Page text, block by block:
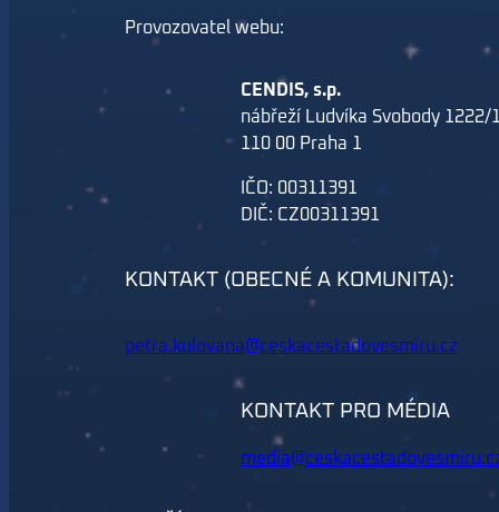
Provozovatel webu:
CENDIS, s.p.
nábřeží Ludvíka Svobody 1222/
110 00 Praha 1
IČO: 00311391
DIČ: CZ00311391
KONTAKT (OBECNÉ A KOMUNITA):
petra.kulovana@ceskacestadovesmiru.cz
KONTAKT PRO MÉDIA